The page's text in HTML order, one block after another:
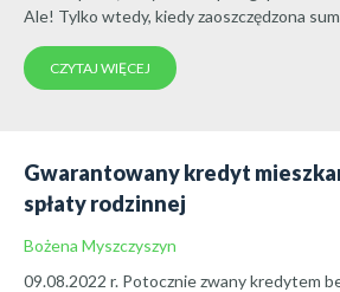
Ale! Tylko wtedy, kiedy zaoszczędzona
CZYTAJ WIĘCEJ
Gwarantowany kredyt
spłaty rodzinnej
Bożena Myszczyszyn
09.08.2022 r. Potocznie zwany kredytem